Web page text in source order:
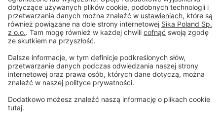
Stopka
Ochrona danych
Ogólne warunki sprzedaży
Zrzeczenie się